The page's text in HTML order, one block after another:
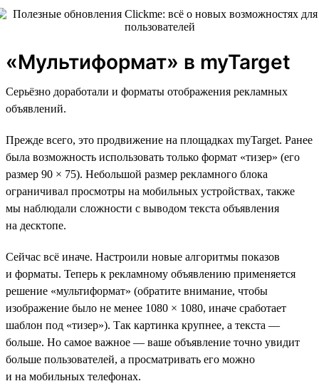
«Мультиформат» в myTarget
Серьёзно доработали и форматы отображения рекламных
объявлений.
Прежде всего, это продвижение на площадках myTarget. Ранее
была возможность использовать только формат «тизер» (его
размер 90 × 75). Небольшой размер рекламного блока
ограничивал просмотры на мобильных устройствах, также
мы наблюдали сложности с выводом текста объявления
на десктопе.
Сейчас всё иначе. Настроили новые алгоритмы показов
и форматы. Теперь к рекламному объявлению применяется
решение «мультиформат» (обратите внимание, чтобы
изображение было не менее 1080 × 1080, иначе сработает
шаблон под «тизер»). Так картинка крупнее, а текста —
больше. Но самое важное — ваше объявление точно увидит
больше пользователей, а просматривать его можно
и на мобильных телефонах.